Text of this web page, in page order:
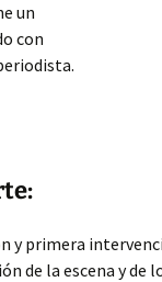
un
con
y primera
de la escena y de